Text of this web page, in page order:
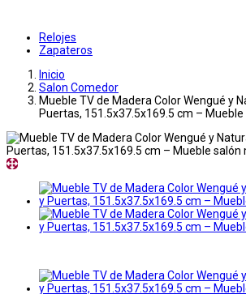
Relojes
Zapateros
Inicio
Salon Comedor
Mueble TV de Madera Color Wengué y
Puertas, 151.5x37.5x169.5 cm –